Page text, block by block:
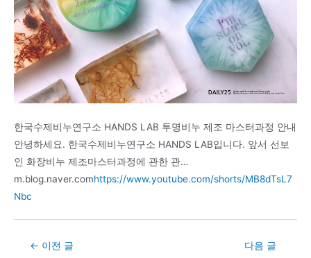
한국수제비누연구소 HANDS LAB 투명비누 제조 마스터과정 안내
안녕하세요. 한국수제비누연구소 HANDS LAB입니다. 앞서 선보
인 화장비누 제조마스터과정에 관한 관…
m.blog.naver.comhttps://www.youtube.com/shorts/MB8dTsL7
Nbc
Post← 이전 글
다음 글